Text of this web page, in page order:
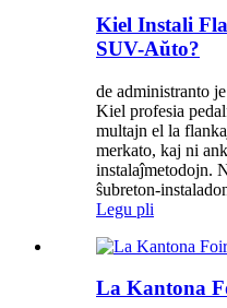
Kiel Instali
SUV-Aŭto?
de administranto
Kiel profesia
multajn el la
merkato, kaj ni
instalaĵmetodojn.
ŝubreton-
Legu pli
La Kantona